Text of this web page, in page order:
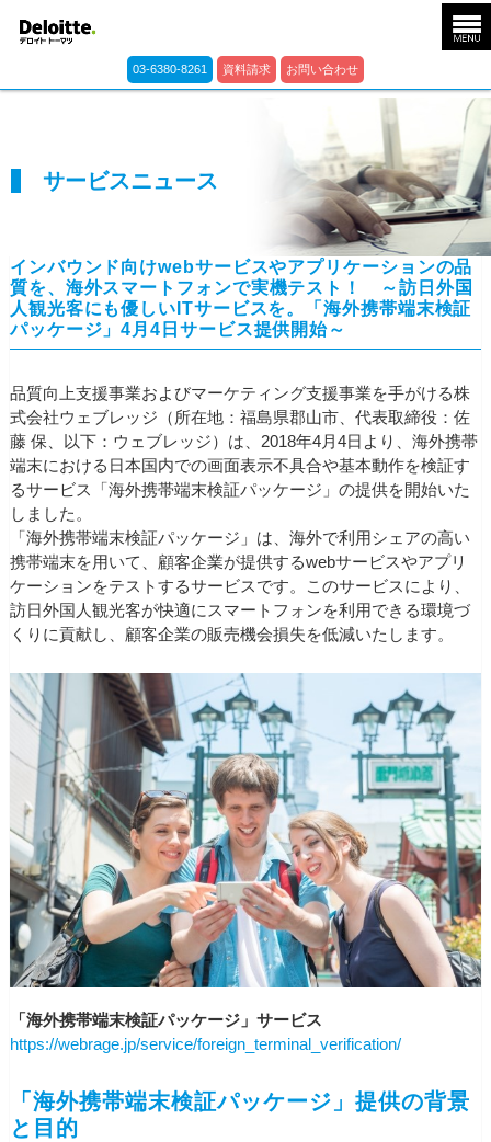
03-6380-8261 資料請求 お問い合わせ
サービスニュース
インバウンド向けwebサービスやアプリケーションの品
質を、海外スマートフォンで実機テスト！ ～訪日外国
人観光客にも優しいITサービスを。「海外携帯端末検証
パッケージ」4月4日サービス提供開始～
品質向上支援事業およびマーケティング支援事業を手がける株
式会社ウェブレッジ（所在地：福島県郡山市、代表取締役：佐
藤 保、以下：ウェブレッジ）は、2018年4月4日より、海外携帯
端末における日本国内での画面表示不具合や基本動作を検証す
るサービス「海外携帯端末検証パッケージ」の提供を開始いた
しました。
「海外携帯端末検証パッケージ」は、海外で利用シェアの高い
携帯端末を用いて、顧客企業が提供するwebサービスやアプリ
ケーションをテストするサービスです。このサービスにより、
訪日外国人観光客が快適にスマートフォンを利用できる環境づ
くりに貢献し、顧客企業の販売機会損失を低減いたします。
「海外携帯端末検証パッケージ」サービス
https://webrage.jp/service/foreign_terminal_verification/
「海外携帯端末検証パッケージ」提供の背景
と目的